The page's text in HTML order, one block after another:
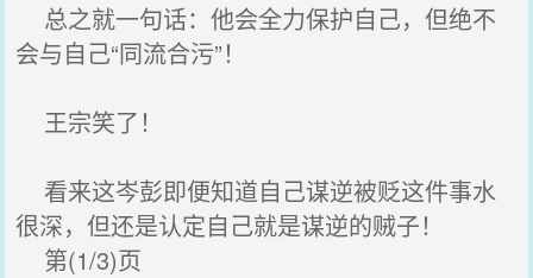
总之就一句话：他会全力保护自己，但绝不
会与自己“同流合污”！
王宗笑了！
看来这岑彭即便知道自己谋逆被贬这件事水
很深，但还是认定自己就是谋逆的贼子！
第(1/3)页